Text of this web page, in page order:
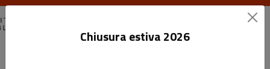
Chiusura estiva 2026